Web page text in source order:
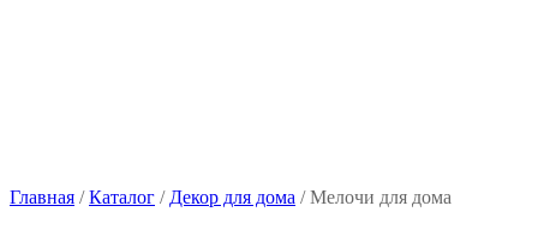
Главная / Каталог / Декор для дома / Мелочи для дома